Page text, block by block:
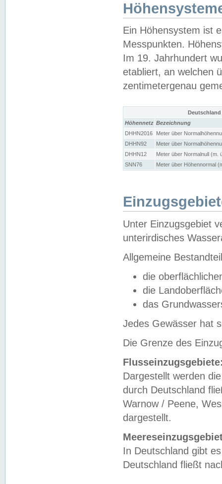
Ein Höhensystem ist
Messpunkten.
Im 19. Jahrhundert
etabliert, an welchen
zentimetergenau
Höhennetz Bezeichnung
DHHN2016
Meter über
DHHN92
Meter über
DHHN12
Meter über Normalnull (m.
SNN76
Meter über Höhennormal
Unter Einzugsgebiet
unterirdisches
Allgemeine
die
die
das
Jedes Gewässer hat
Die Grenze des
Dargestellt werden
durch Deutschland
Warnow / Peene,
dargestellt.
In Deutschland gibt
Deutschland fließt